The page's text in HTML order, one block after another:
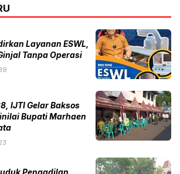
Layanan ESWL,
Tanpa Operasi
IJTI Gelar Baksos
Bupati Marhaen